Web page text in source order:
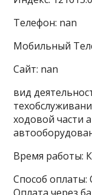
Телефон: nan
Мобильный
Сайт: nan
вид
ходовой части
Время работы:
Способ оплаты: